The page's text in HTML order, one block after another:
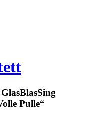
Pulle“